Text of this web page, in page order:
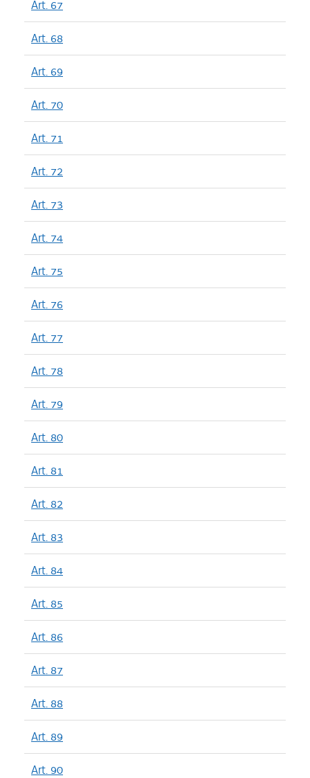
Art. 67
Art. 68
Art. 69
Art. 70
Art. 71
Art. 72
Art. 73
Art. 74
Art. 75
Art. 76
Art. 77
Art. 78
Art. 79
Art. 80
Art. 81
Art. 82
Art. 83
Art. 84
Art. 85
Art. 86
Art. 87
Art. 88
Art. 89
Art. 90